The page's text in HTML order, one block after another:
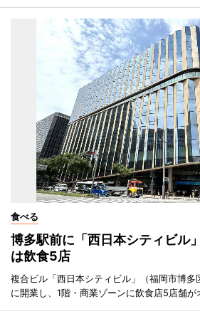
食べる
博多駅前に「西日本シティビル
は飲食5店
複合ビル「西日本シティビル」（福岡市博多
に開業し、1階・商業ゾーンに飲食店5店舗が